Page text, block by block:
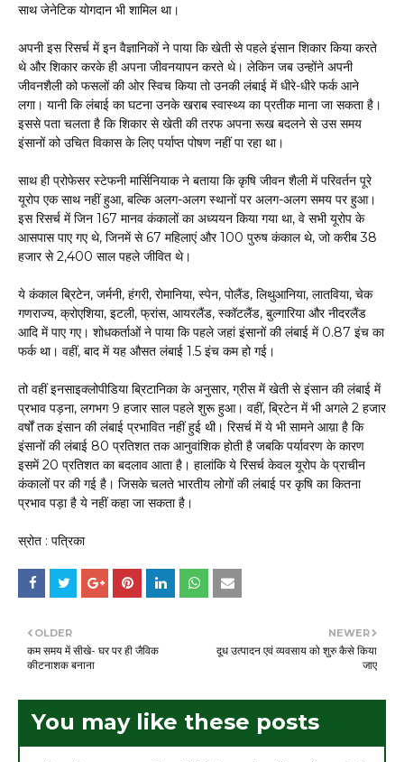
साथ जेनेटिक योगदान भी शामिल था।
अपनी इस रिसर्च में इन वैज्ञानिकों ने पाया कि खेती से पहले इंसान शिकार किया करते
थे और शिकार करके ही अपना जीवनयापन करते थे। लेकिन जब उन्होंने अपनी
जीवनशैली को फसलों की ओर स्विच किया तो उनकी लंबाई में धीरे-धीरे फर्क आने
लगा। यानी कि लंबाई का घटना उनके खराब स्वास्थ्य का प्रतीक माना जा सकता है।
इससे पता चलता है कि शिकार से खेती की तरफ अपना रूख बदलने से उस समय
इंसानों को उचित विकास के लिए पर्याप्त पोषण नहीं पा रहा था।
साथ ही प्रोफेसर स्टेफनी मार्सिनियाक ने बताया कि कृषि जीवन शैली में परिवर्तन पूरे
यूरोप एक साथ नहीं हुआ, बल्कि अलग-अलग स्थानों पर अलग-अलग समय पर हुआ।
इस रिसर्च में जिन 167 मानव कंकालों का अध्ययन किया गया था, वे सभी यूरोप के
आसपास पाए गए थे, जिनमें से 67 महिलाएं और 100 पुरुष कंकाल थे, जो करीब 38
हजार से 2,400 साल पहले जीवित थे।
ये कंकाल ब्रिटेन, जर्मनी, हंगरी, रोमानिया, स्पेन, पोलैंड, लिथुआनिया, लातविया, चेक
गणराज्य, क्रोएशिया, इटली, फ्रांस, आयरलैंड, स्कॉटलैंड, बुल्गारिया और नीदरलैंड
आदि में पाए गए। शोधकर्ताओं ने पाया कि पहले जहां इंसानों की लंबाई में 0.87 इंच का
फर्क था। वहीं, बाद में यह औसत लंबाई 1.5 इंच कम हो गई।
तो वहीं इनसाइक्लोपीडिया ब्रिटानिका के अनुसार, ग्रीस में खेती से इंसान की लंबाई में
प्रभाव पड़ना, लगभग 9 हजार साल पहले शुरू हुआ। वहीं, ब्रिटेन में भी अगले 2 हजार
वर्षों तक इंसान की लंबाई प्रभावित नहीं हुई थी। रिसर्च में ये भी सामने आय़ा है कि
इंसानों की लंबाई 80 प्रतिशत तक आनुवांशिक होती है जबकि पर्यावरण के कारण
इसमें 20 प्रतिशत का बदलाव आता है। हालांकि ये रिसर्च केवल यूरोप के प्राचीन
कंकालों पर की गई है। जिसके चलते भारतीय लोगों की लंबाई पर कृषि का कितना
प्रभाव पड़ा है ये नहीं कहा जा सकता है।
स्रोत : पत्रिका
NEWER
दूध उत्पादन एवं व्यवसाय को शुरु कैसे किया
जाए
OLDER
कम समय में सीखे- घर पर ही जैविक
कीटनाशक बनाना
You may like these posts